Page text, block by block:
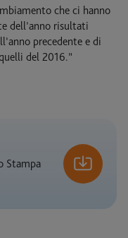
che ci hanno
dell’anno risultati
precedente e di
del 2016.”
Stampa